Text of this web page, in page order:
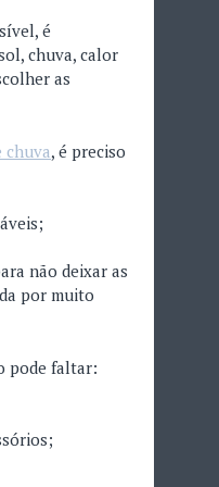
é
chuva, calor
as
chuva, é preciso
não deixar as
por muito
pode faltar: